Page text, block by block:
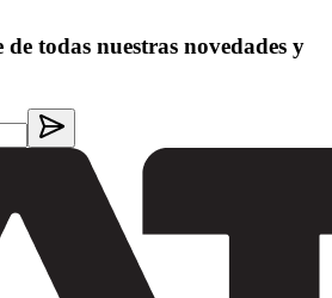
todas nuestras novedades y